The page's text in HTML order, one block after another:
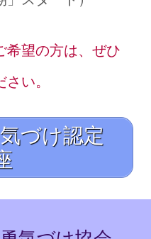
希望の方は、ぜひ
い。
づけ認定